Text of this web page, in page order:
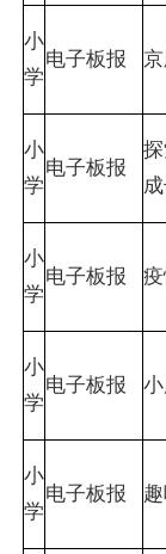
小
学
电子板报
小
学
电子板报
小
学
电子板报
小
学
电子板报
小
学
电子板报